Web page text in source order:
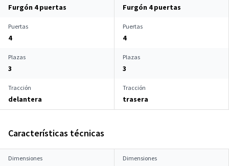
Furgón 4 puertas Furgón 4 puertas
Puertas
4
Puertas
4
Plazas
3
Plazas
3
Tracción
delantera
Tracción
trasera
Características técnicas
Dimensiones Dimensiones